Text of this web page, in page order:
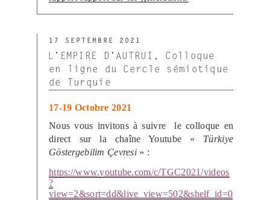
PUBLIÉ
LE
17 SEPTEMBRE 2021
L’EMPIRE D’AUTRUI, Colloque
en ligne du Cercle sémiotique
de Turquie
17-19 Octobre 2021
Nous vous invitons à suivre le colloque en
direct sur la chaîne Youtube « Türkiye
Göstergebilim Çevresi » :
https://www.youtube.com/c/TGC2021/videos
?
view=2&sort=dd&live_view=502&shelf_id=0